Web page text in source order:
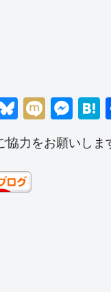
Li
Bl
u
e
sk
y
M
M
ss
協力をお願いしま